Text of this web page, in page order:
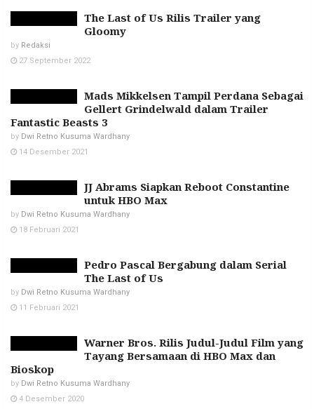
The Last of Us Rilis Trailer yang
Gloomy
by Redaksi
27 September 2022
Mads Mikkelsen Tampil Perdana Sebagai
Gellert Grindelwald dalam Trailer
Fantastic Beasts 3
by Dwi Retno Kusuma Wardhany
14 Desember 2021
JJ Abrams Siapkan Reboot Constantine
untuk HBO Max
by Dwi Retno Kusuma Wardhany
18 Februari 2021
Pedro Pascal Bergabung dalam Serial
The Last of Us
by Dwi Retno Kusuma Wardhany
11 Februari 2021
Warner Bros. Rilis Judul-Judul Film yang
Tayang Bersamaan di HBO Max dan
Bioskop
by Dwi Retno Kusuma Wardhany
4 Desember 2020